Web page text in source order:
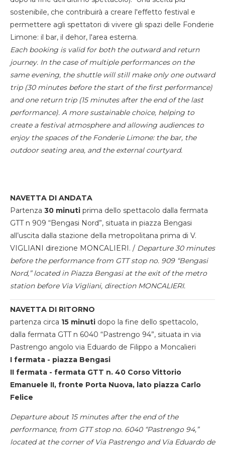
sostenibile, che contribuirà a creare l'effetto festival e
permettere agli spettatori di vivere gli spazi delle Fonderie
Limone: il bar, il dehor, l'area esterna.
Each booking is valid for both the outward and return
journey. In the case of multiple performances on the
same evening, the shuttle will still make only one outward
trip (30 minutes before the start of the first performance)
and one return trip (15 minutes after the end of the last
performance). A more sustainable choice, helping to
create a festival atmosphere and allowing audiences to
enjoy the spaces of the Fonderie Limone: the bar, the
outdoor seating area, and the external courtyard.
NAVETTA DI ANDATA
Partenza 30 minuti prima dello spettacolo dalla fermata
GTT n 909 “Bengasi Nord”, situata in piazza Bengasi
all’uscita dalla stazione della metropolitana prima di V.
VIGLIANI direzione MONCALIERI. / Departure 30 minutes
before the performance from GTT stop no. 909 “Bengasi
Nord,” located in Piazza Bengasi at the exit of the metro
station before Via Vigliani, direction MONCALIERI.
NAVETTA DI RITORNO
partenza circa 15 minuti dopo la fine dello spettacolo,
dalla fermata GTT n 6040 “Pastrengo 94”, situata in via
Pastrengo angolo via Eduardo de Filippo a Moncalieri
I fermata - piazza Bengasi
II fermata - fermata GTT n. 40 Corso Vittorio
Emanuele II, fronte Porta Nuova, lato piazza Carlo
Felice
Departure about 15 minutes after the end of the
performance, from GTT stop no. 6040 “Pastrengo 94,”
located at the corner of Via Pastrengo and Via Eduardo de